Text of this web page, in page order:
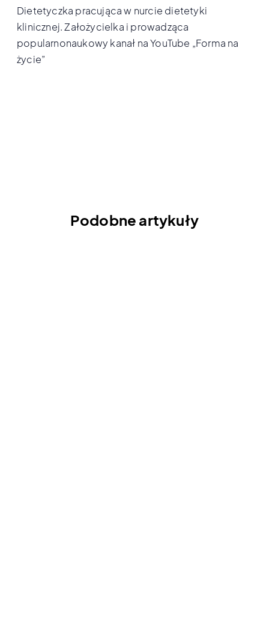
Dietetyczka pracująca w nurcie dietetyki
klinicznej. Założycielka i prowadząca
popularnonaukowy kanał na YouTube „Forma na
życie”
Podobne artykuły